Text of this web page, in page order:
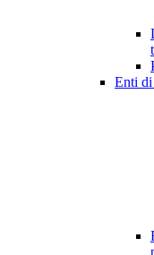
Enti